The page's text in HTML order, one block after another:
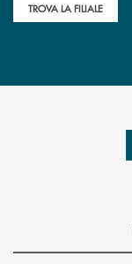
TROVA LA FILIALE